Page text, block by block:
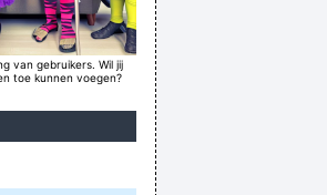
van gebruikers. Wil jij
toe kunnen voegen?